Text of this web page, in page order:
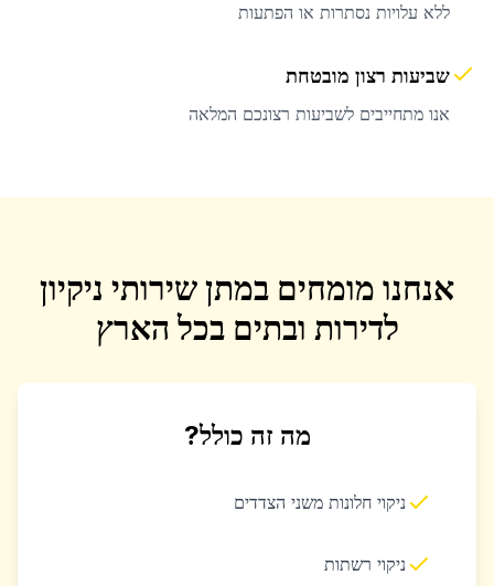
ללא עלויות נסתרות או הפתעות
שביעות רצון מובטחת
אנו מתחייבים לשביעות רצונכם המלאה
אנחנו מומחים במתן שירותי ניקיון
לדירות ובתים בכל הארץ
מה זה כולל?
ניקוי חלונות משני הצדדים
ניקוי רשתות